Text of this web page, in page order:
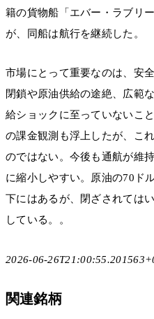
籍の貨物船「エバー・ラブリ
が、同船は航行を継続した。
市場にとって重要なのは、安
閉鎖や原油供給の途絶、広範
給ショックに至っていないこ
の課金観測も浮上したが、こ
のではない。今後も通航が維
に縮小しやすい。原油の70ド
下にはあるが、閉ざされては
している。。
2026-06-
関連銘柄